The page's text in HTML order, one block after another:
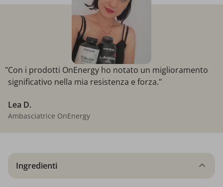
"Con i prodotti OnEnergy ho notato un miglioramento
significativo nella mia resistenza e forza."
Lea D.
Ambasciatrice OnEnergy
Ingredienti